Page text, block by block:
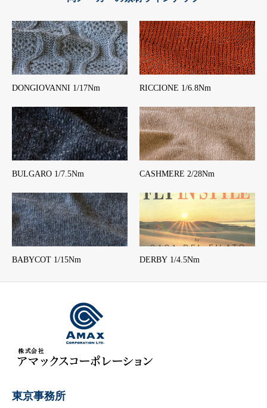
DONGIOVANNI 1/17Nm RICCIONE 1/6.8Nm
BULGARO 1/7.5Nm CASHMERE 2/28Nm
BABYCOT 1/15Nm DERBY 1/4.5Nm
東京事務所